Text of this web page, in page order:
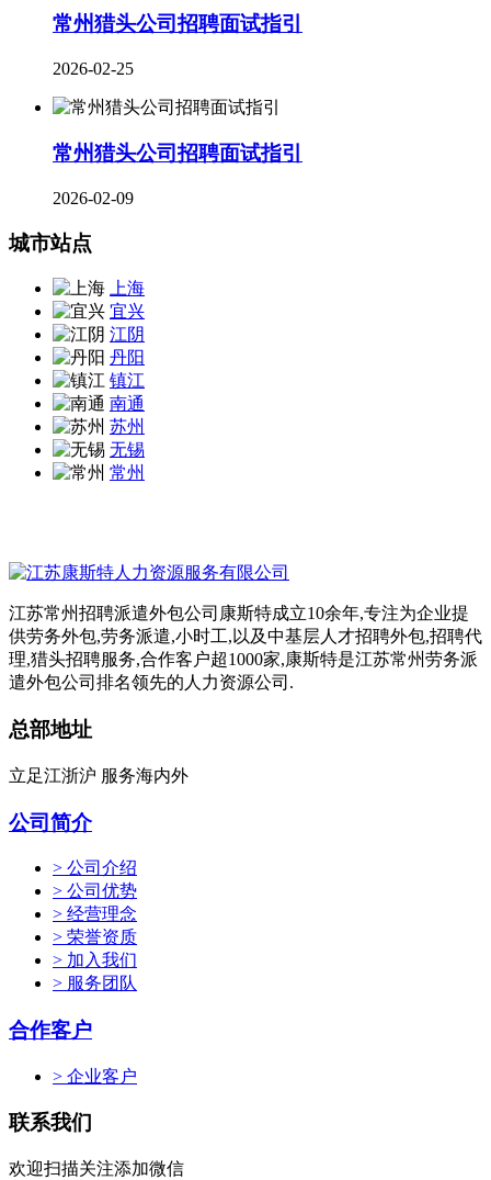
常州猎头公司招聘面试指引
2026-02-25
常州猎头公司招聘面试指引
2026-02-09
城市站点
上海
宜兴
江阴
丹阳
镇江
南通
苏州
无锡
常州
江苏常州招聘派遣外包公司康斯特成立10余年,专注为企业提
供劳务外包,劳务派遣,小时工,以及中基层人才招聘外包,招聘代
理,猎头招聘服务,合作客户超1000家,康斯特是江苏常州劳务派
遣外包公司排名领先的人力资源公司.
总部地址
立足江浙沪 服务海内外
公司简介
> 公司介绍
> 公司优势
> 经营理念
> 荣誉资质
> 加入我们
> 服务团队
合作客户
> 企业客户
联系我们
欢迎扫描关注添加微信